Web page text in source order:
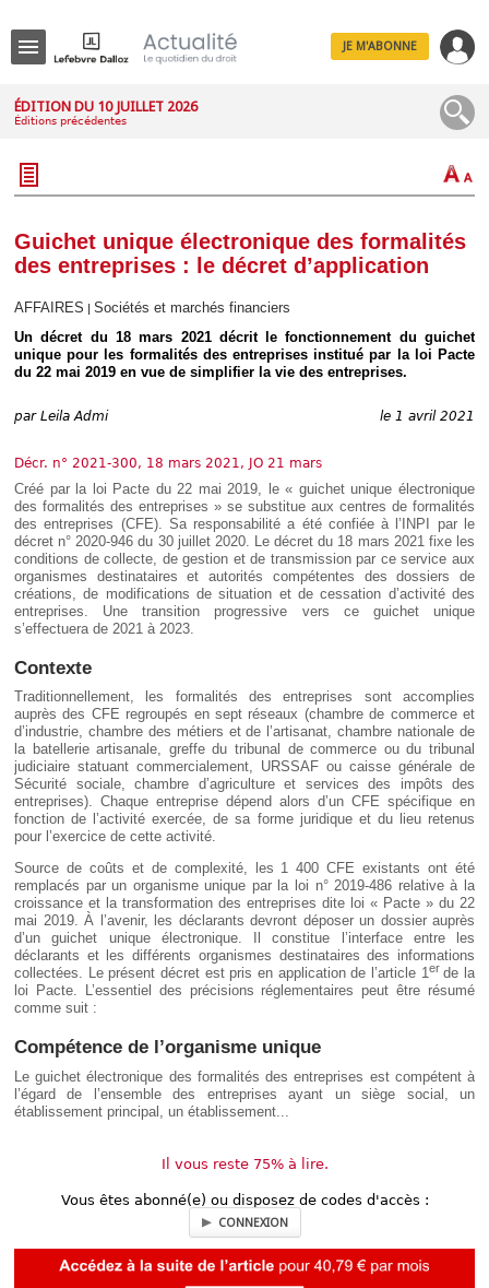
IT
JE M'ABONNE
ÉDITION DU 10 JUILLET 2026
Éditions précédentes
Guichet unique électronique des formalités
des entreprises : le décret d’application
AFFAIRES
Sociétés et marchés financiers
Un décret du 18 mars 2021 décrit le fonctionnement du guichet
unique pour les formalités des entreprises institué par la loi Pacte
du 22 mai 2019 en vue de simplifier la vie des entreprises.
par Leila Admi le 1 avril 2021
Décr. n° 2021-300, 18 mars 2021, JO 21 mars
Créé par la loi Pacte du 22 mai 2019, le « guichet unique électronique
des formalités des entreprises » se substitue aux centres de formalités
des entreprises (CFE). Sa responsabilité a été confiée à l’INPI par le
décret n° 2020-946 du 30 juillet 2020. Le décret du 18 mars 2021 fixe les
conditions de collecte, de gestion et de transmission par ce service aux
organismes destinataires et autorités compétentes des dossiers de
créations, de modifications de situation et de cessation d’activité des
entreprises. Une transition progressive vers ce guichet unique
s’effectuera de 2021 à 2023.
Contexte
Traditionnellement, les formalités des entreprises sont accomplies
auprès des CFE regroupés en sept réseaux (chambre de commerce et
d’industrie, chambre des métiers et de l’artisanat, chambre nationale de
la batellerie artisanale, greffe du tribunal de commerce ou du tribunal
judiciaire statuant commercialement, URSSAF ou caisse générale de
Sécurité sociale, chambre d’agriculture et services des impôts des
entreprises). Chaque entreprise dépend alors d’un CFE spécifique en
fonction de l’activité exercée, de sa forme juridique et du lieu retenus
pour l’exercice de cette activité.
Source de coûts et de complexité, les 1 400 CFE existants ont été
remplacés par un organisme unique par la loi n° 2019-486 relative à la
croissance et la transformation des entreprises dite loi « Pacte » du 22
mai 2019. À l’avenir, les déclarants devront déposer un dossier auprès
d’un guichet unique électronique. Il constitue l’interface entre les
déclarants et les différents organismes destinataires des informations
collectées. Le présent décret est pris en application de l’article 1er de la
loi Pacte. L’essentiel des précisions réglementaires peut être résumé
comme suit :
Compétence de l’organisme unique
Le guichet électronique des formalités des entreprises est compétent à
l’égard de l’ensemble des entreprises ayant un siège social, un
établissement principal, un établissement...
Il vous reste 75% à lire.
Vous êtes abonné(e) ou disposez de codes d'accès :
CONNEXION